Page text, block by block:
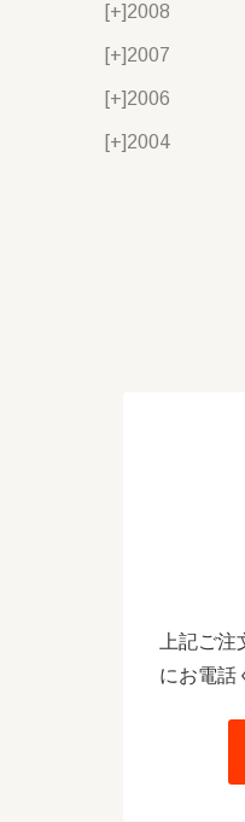
[+]2008
[+]2007
[+]2006
[+]2004
上記ご
にお電話